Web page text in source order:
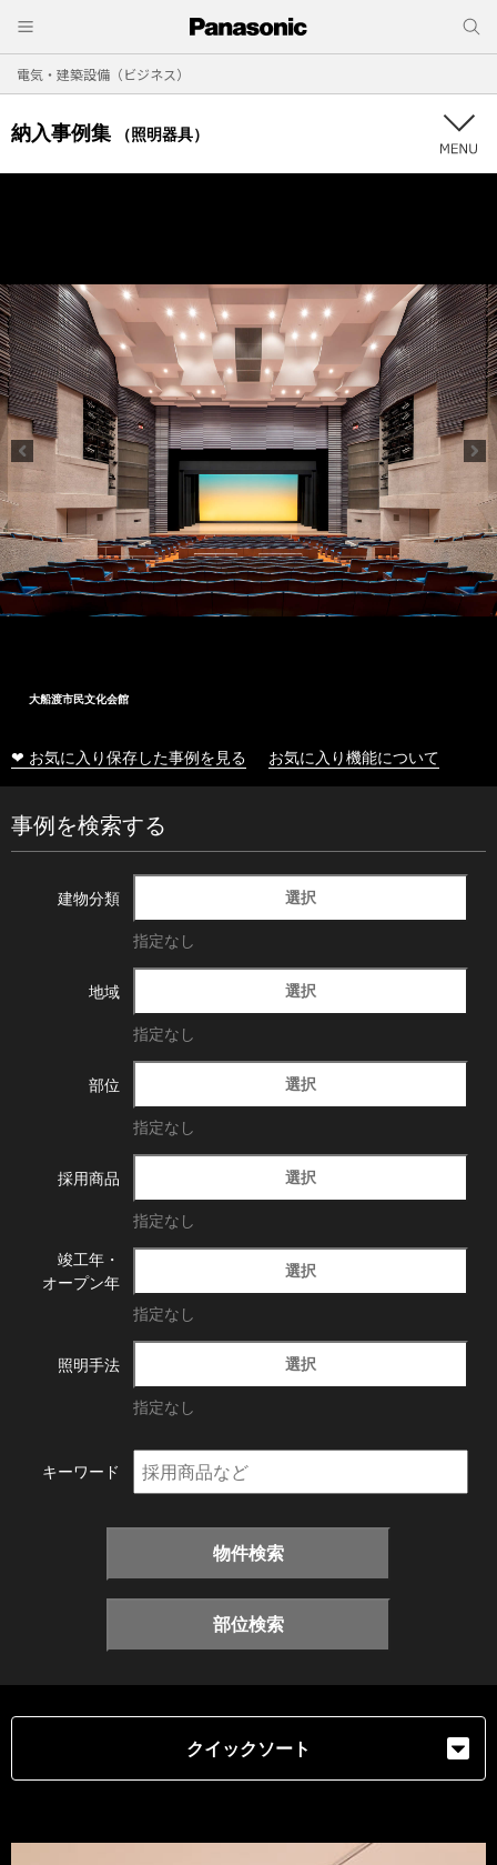
電気・建築設備（ビジネス）
納入事例集 （照明器具）
大船渡市民文化会館
❤ お気に入り保存した事例を見る お気に入り機能について
事例を検索する
建物分類 選択
指定なし
地域 選択
指定なし
部位 選択
指定なし
採用商品 選択
指定なし
竣工年・
オープン年
選択
指定なし
照明手法 選択
指定なし
キーワード
物件検索
部位検索
クイックソート